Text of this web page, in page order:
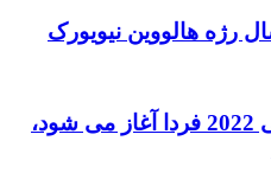
طوفان قهرمانان جهانی 2022 فردا آغاز می شود،